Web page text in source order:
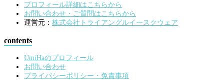
プロフィール詳細はこちらから
お問い合わせ・ご質問はこちらから
運営元： 株式会社トライアングルイースクウェア
contents
UmiHaのプロフィール
お問い合わせ
プライバシーポリシー・免責事項